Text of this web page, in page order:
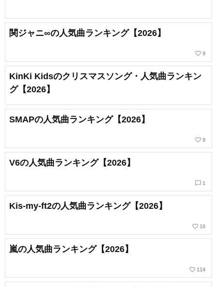
関ジャニ∞の人気曲ランキング【2026】
favorite_border 9
KinKi Kidsのクリスマスソング・人気曲ランキン
グ【2026】
SMAPの人気曲ランキング【2026】
favorite_border 9
V6の人気曲ランキング【2026】
chat_bubble_outline 1
Kis-my-ft2の人気曲ランキング【2026】
favorite_border 10
嵐の人気曲ランキング【2026】
favorite_border 114